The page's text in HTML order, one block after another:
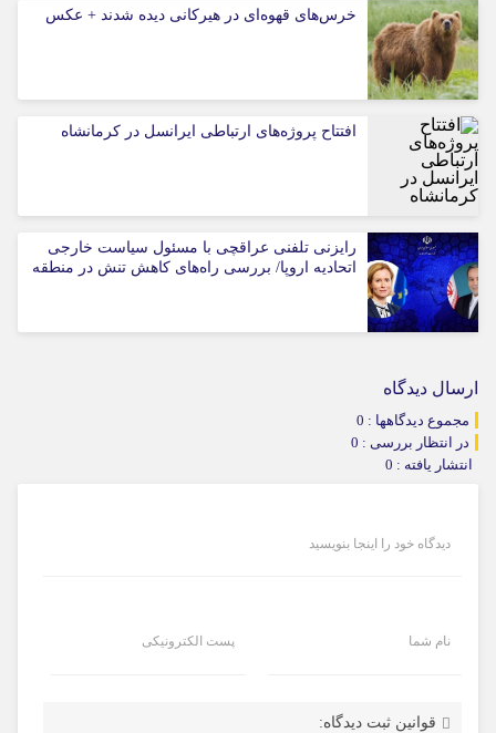
خرس‌های قهوه‌ای در هیرکانی دیده شدند + عکس
افتتاح پروژه‌های ارتباطی ایرانسل در کرمانشاه
رایزنی تلفنی عراقچی با مسئول سیاست خارجی
اتحادیه اروپا/ بررسی راه‌های کاهش تنش در منطقه
ارسال دیدگاه
مجموع دیدگاهها : 0
در انتظار بررسی : 0
انتشار یافته : 0
دیدگاه خود را اینجا بنویسید
نام شما پست الکترونیکی
قوانین ثبت دیدگاه: